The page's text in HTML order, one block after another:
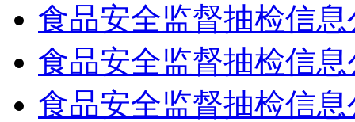
食品安全监督抽检信
食品安全监督抽检信
食品安全监督抽检信